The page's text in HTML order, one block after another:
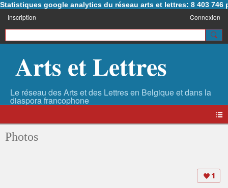
Statistiques google analytics du réseau arts et lettres: 8 403 746
Inscription Connexion
Arts et Lettres
Photos
1